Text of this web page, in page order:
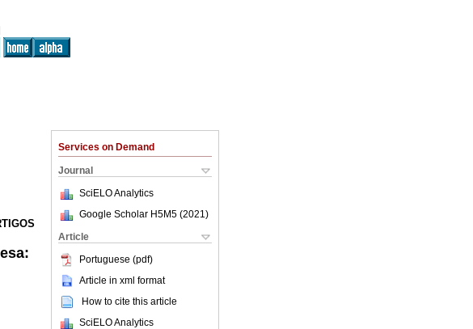
Services on Demand
Journal
SciELO Analytics
Google Scholar H5M5 (2021 )
Article
Portuguese (pdf)
Article in xml format
How to cite this article
SciELO Analytics